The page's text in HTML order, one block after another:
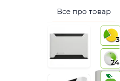
Все про товар
3
24